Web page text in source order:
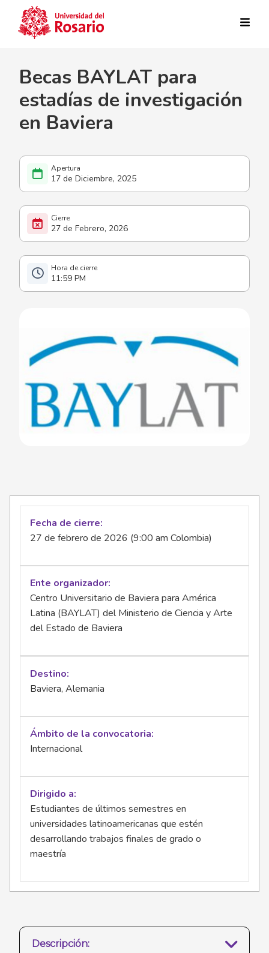
17 de Diciembre, 2025
27 de Febrero, 2026
11:59 PM
Becas BAYLAT para
estadías de investigación
en Baviera
Fecha de cierre
27 de febrero de 2026 (9:00 am Colombia)
Ente organizador
Centro Universitario de Baviera para América
Latina (BAYLAT) del Ministerio de Ciencia y Arte
del Estado de Baviera
Destino
Baviera, Alemania
Ámbito de la convocatoria
Internacional
Dirigido a
Estudiantes de últimos semestres en
universidades latinoamericanas que estén
desarrollando trabajos finales de grado o
maestría
Descripción: